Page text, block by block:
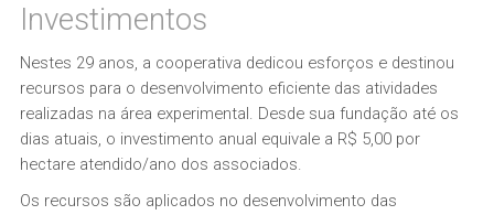
Investimentos
Nestes 29 anos, a cooperativa dedicou esforços e destinou
recursos para o desenvolvimento eficiente das atividades
realizadas na área experimental. Desde sua fundação até os
dias atuais, o investimento anual equivale a R$ 5,00 por
hectare atendido/ano dos associados.
Os recursos são aplicados no desenvolvimento das